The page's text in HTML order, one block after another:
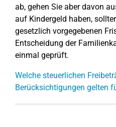
ab, gehen Sie aber davon
auf Kindergeld haben,
gesetzlich vorgegebenen
Entscheidung der
einmal geprüft.
Welche steuerlichen
Berücksichtigungen gelten